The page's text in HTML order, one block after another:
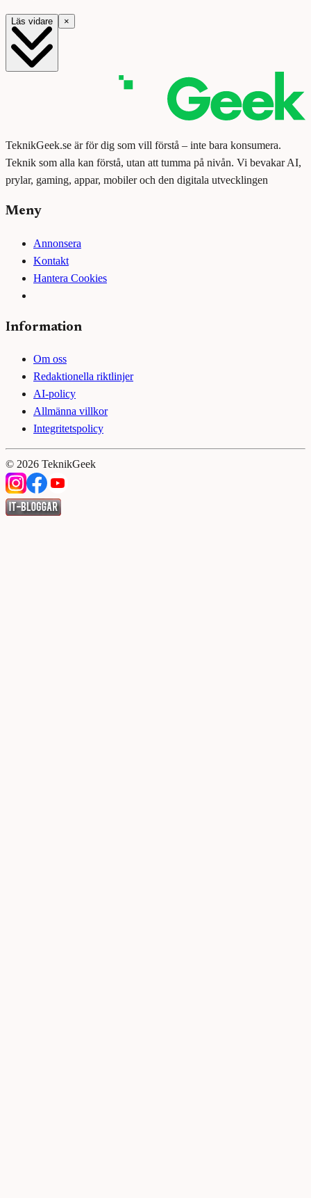
Läs vidare ×
TeknikGeek.se är för dig som vill förstå – inte bara konsumera.
Teknik som alla kan förstå, utan att tumma på nivån. Vi bevakar AI,
prylar, gaming, appar, mobiler och den digitala utvecklingen
Meny
Annonsera
Kontakt
Hantera Cookies
Information
Om oss
Redaktionella riktlinjer
AI-policy
Allmänna villkor
Integritetspolicy
© 2026 TeknikGeek